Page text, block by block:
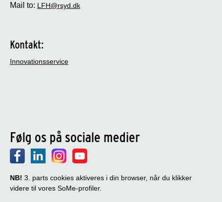
Mail to: LFH@rsyd.dk
Kontakt:
Innovationsservice
Følg os på sociale medier
NB! 3. parts cookies aktiveres i din browser, når du klikker
videre til vores SoMe-profiler.